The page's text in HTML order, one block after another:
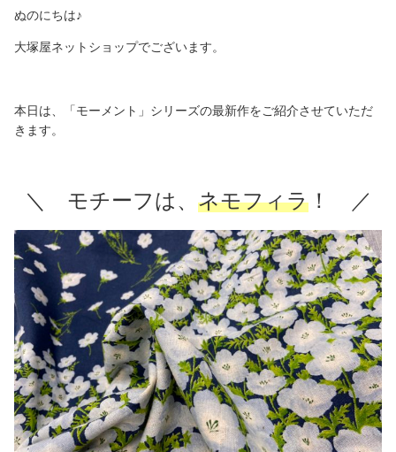
ぬのにちは♪
大塚屋ネットショップでございます。
本日は、「モーメント」シリーズの最新作をご紹介させていただ
きます。
＼ モチーフは、 ネモフィラ！ ／